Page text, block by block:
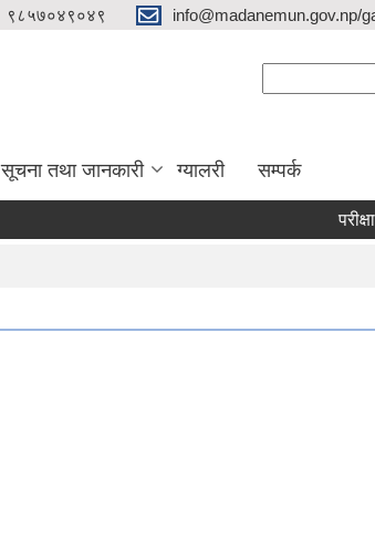
९८५७०४९०४९ info@madanemun.gov.np/
सूचना तथा जानकारी ग्यालरी सम्पर्क
परीक्षा